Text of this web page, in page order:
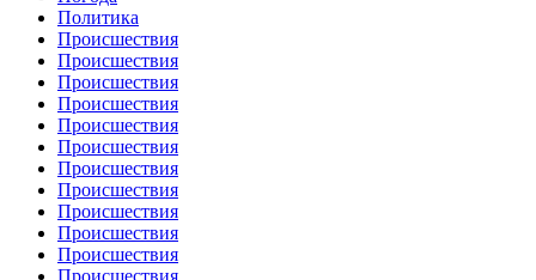
Политика
Происшествия
Происшествия
Происшествия
Происшествия
Происшествия
Происшествия
Происшествия
Происшествия
Происшествия
Происшествия
Происшествия
Происшествия